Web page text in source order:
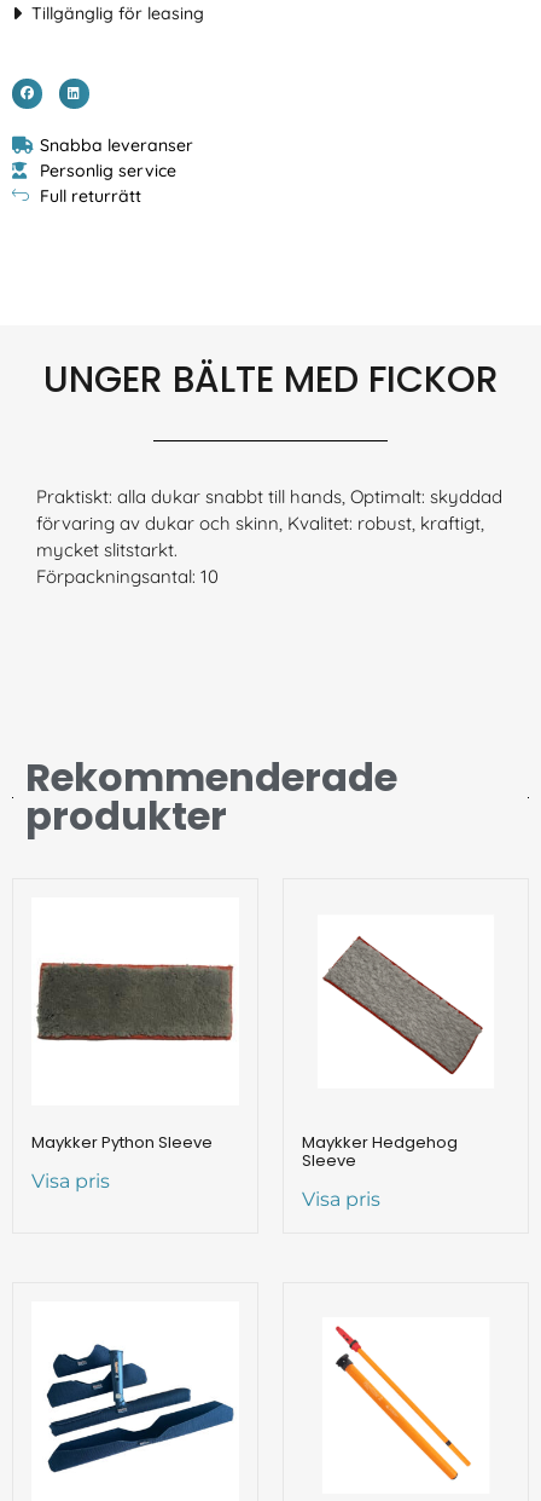
Tillgänglig för leasing
Snabba leveranser
Personlig service
Full returrätt
UNGER BÄLTE MED FICKOR
Praktiskt: alla dukar snabbt till hands, Optimalt: skyddad
förvaring av dukar och skinn, Kvalitet: robust, kraftigt,
mycket slitstarkt.
Förpackningsantal: 10
Rekommenderade
produkter
Maykker Python Sleeve
Visa pris
Maykker Hedgehog
Sleeve
Visa pris